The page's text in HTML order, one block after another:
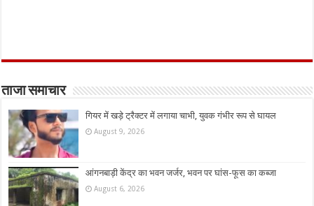
ताजा समाचार
गियर में खड़े ट्रैक्टर में लगाया चाभी, युवक गंभीर रूप से घायल
August 9, 2026
आंगनबाड़ी केंद्र का भवन जर्जर, भवन पर घांस-फूस का कब्जा
August 6, 2026